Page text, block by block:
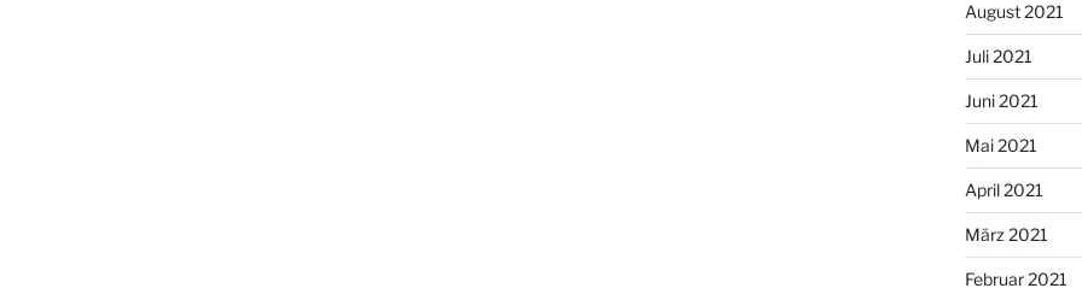
August 2021
Juli 2021
Juni 2021
Mai 2021
April 2021
März 2021
Februar 2021